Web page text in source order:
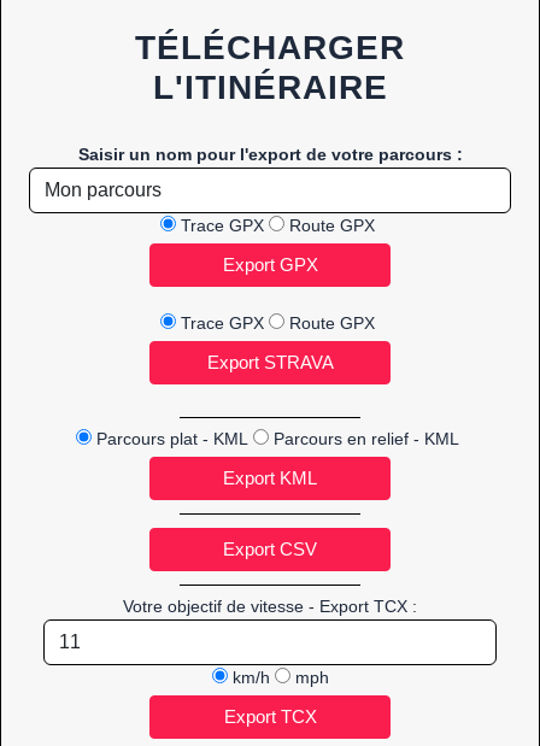
TÉLÉCHARGER
L'ITINÉRAIRE
Saisir un nom pour l'export de votre parcours :
Trace GPX Route GPX
Trace GPX Route GPX
Parcours plat - KML Parcours en relief - KML
Votre objectif de vitesse - Export TCX :
km/h mph